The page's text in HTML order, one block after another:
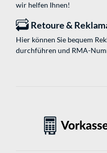
wir helfen Ihnen!
Retoure &
Hier können Sie bequem
durchführen und RMA-